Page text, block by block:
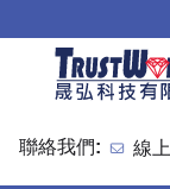
聯絡我們: 線